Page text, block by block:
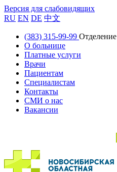
Версия для слабовидящих
RU EN DE 中文
(383) 315-99-99
О больнице
Платные услуги
Врачи
Пациентам
Специалистам
Контакты
СМИ о нас
Вакансии